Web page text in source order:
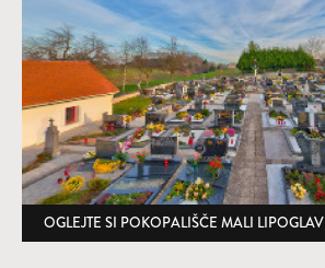
OGLEJTE SI POKOPALIŠČE MALI LIPOGLAV